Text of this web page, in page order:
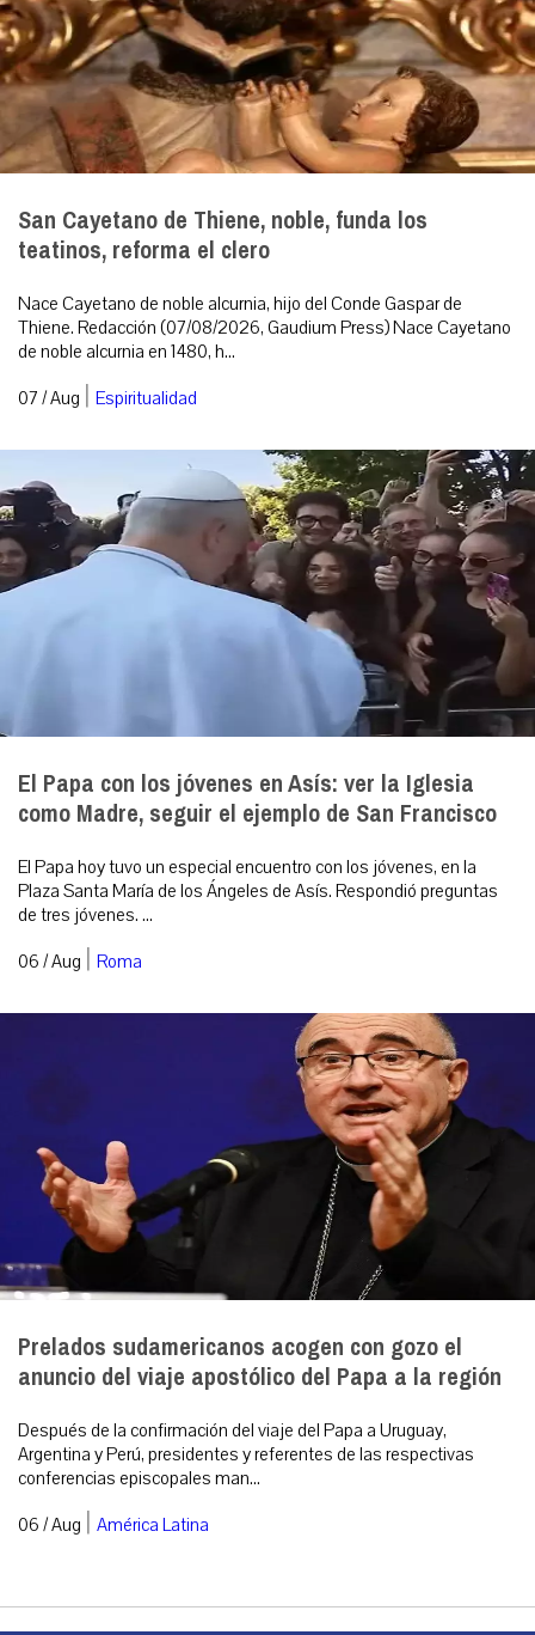
San Cayetano de Thiene, noble, funda los
teatinos, reforma el clero
Nace Cayetano de noble alcurnia, hijo del Conde Gaspar de
Thiene. Redacción (07/08/2026, Gaudium Press) Nace Cayetano
de noble alcurnia en 1480, h...
07 / Aug | Espiritualidad
El Papa con los jóvenes en Asís: ver la Iglesia
como Madre, seguir el ejemplo de San Francisco
El Papa hoy tuvo un especial encuentro con los jóvenes, en la
Plaza Santa María de los Ángeles de Asís. Respondió preguntas
de tres jóvenes. ...
06 / Aug | Roma
Prelados sudamericanos acogen con gozo el
anuncio del viaje apostólico del Papa a la región
Después de la confirmación del viaje del Papa a Uruguay,
Argentina y Perú, presidentes y referentes de las respectivas
conferencias episcopales man...
06 / Aug | América Latina